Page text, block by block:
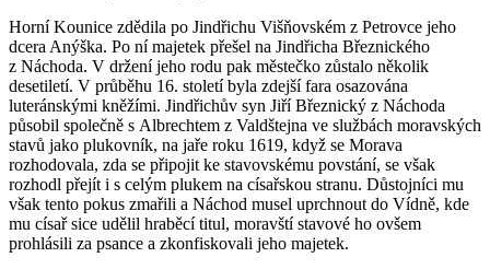
Horní Kounice zdědila po Jindřichu Višňovském z Petrovce jeho
dcera Anýška. Po ní majetek přešel na Jindřicha Březnického
z Náchoda. V držení jeho rodu pak městečko zůstalo několik
desetiletí. V průběhu 16. století byla zdejší fara osazována
luteránskými kněžími. Jindřichův syn Jiří Březnický z Náchoda
působil společně s Albrechtem z Valdštejna ve službách moravských
stavů jako plukovník, na jaře roku 1619, když se Morava
rozhodovala, zda se připojit ke stavovskému povstání, se však
rozhodl přejít i s celým plukem na císařskou stranu. Důstojníci mu
však tento pokus zmařili a Náchod musel uprchnout do Vídně, kde
mu císař sice udělil hraběcí titul, moravští stavové ho ovšem
prohlásili za psance a zkonfiskovali jeho majetek.